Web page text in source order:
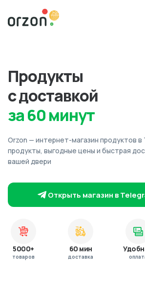
Продукты
с доставкой
за 60 минут
Orzon — интернет-магазин продуктов
продукты, выгодные цены и быстрая
вашей двери
Открыть магазин в
5000+
товаров
60 мин
доставка